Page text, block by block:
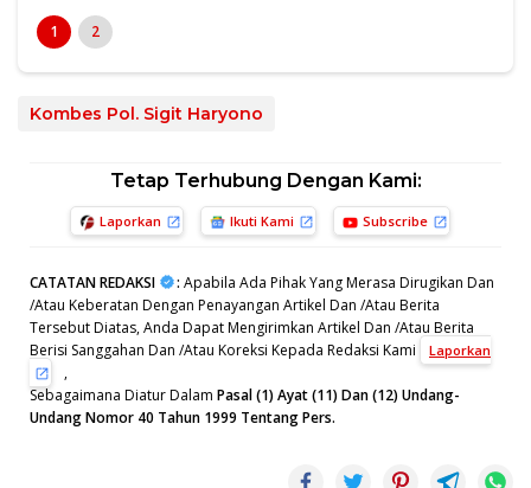
1 2
Kombes Pol. Sigit Haryono
Tetap Terhubung Dengan Kami:
Laporkan Ikuti Kami Subscribe
CATATAN REDAKSI : Apabila Ada Pihak Yang Merasa Dirugikan Dan
/Atau Keberatan Dengan Penayangan Artikel Dan /Atau Berita
Tersebut Diatas, Anda Dapat Mengirimkan Artikel Dan /Atau Berita
Berisi Sanggahan Dan /Atau Koreksi Kepada Redaksi Kami
Laporkan
,
Sebagaimana Diatur Dalam Pasal (1) Ayat (11) Dan (12) Undang-
Undang Nomor 40 Tahun 1999 Tentang Pers.